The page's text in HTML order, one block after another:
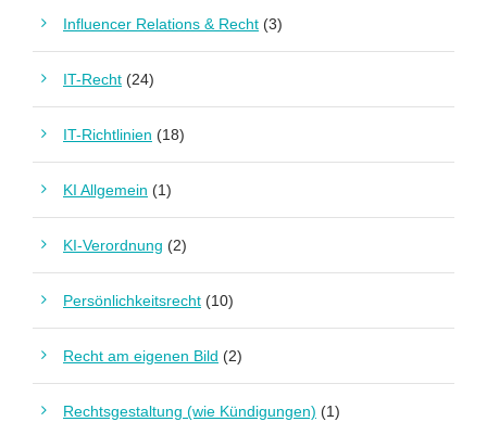
Influencer Relations & Recht (3)
IT-Recht (24)
IT-Richtlinien (18)
KI Allgemein (1)
KI-Verordnung (2)
Persönlichkeitsrecht (10)
Recht am eigenen Bild (2)
Rechtsgestaltung (wie Kündigungen) (1)